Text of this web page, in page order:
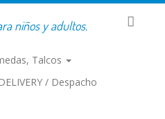
niños y adultos.
Talcos
/ Despacho